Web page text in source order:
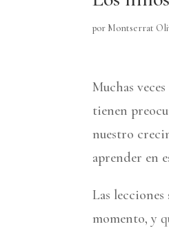
por Montserrat
Muchas
tienen
nuestro
aprender en
Las
momento, y